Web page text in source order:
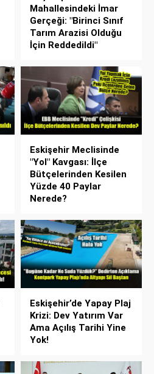
Mahallesindeki İmar
Gerçeği: "Birinci Sınıf
Tarım Arazisi Olduğu
İçin Reddedildi"
Eskişehir Meclisinde
"Yol" Kavgası: İlçe
Bütçelerinden Kesilen
Yüzde 40 Paylar
Nerede?
Eskişehir’de Yapay Plaj
Krizi: Dev Yatırım Var
Ama Açılış Tarihi Yine
Yok!